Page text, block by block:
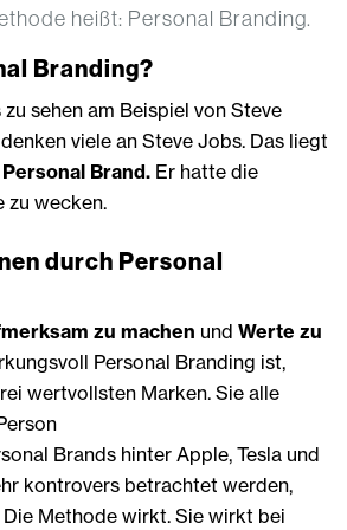
heißt: Personal Branding.
Branding?
sehen am Beispiel von Steve
viele an Steve Jobs. Das liegt
Brand. Er hatte die
zu wecken.
durch Personal
zu machen und Werte zu
Personal Branding ist,
wertvollsten Marken. Sie alle
Brands hinter Apple, Tesla und
kontrovers betrachtet werden,
Methode wirkt. Sie wirkt bei